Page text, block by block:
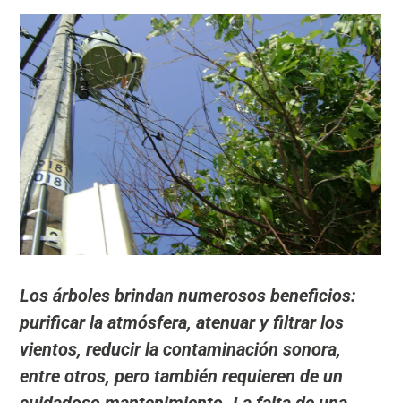
Los árboles brindan numerosos beneficios:
purificar la atmósfera, atenuar y filtrar los
vientos, reducir la contaminación sonora,
entre otros, pero también requieren de un